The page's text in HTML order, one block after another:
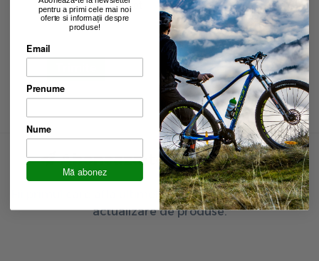
Aboneaza-te la newsletter
Fii primul care afla ultimele oferte exclusive și ultima
actualizare de produse.
pentru a primi cele mai noi
oferte si informații despre
produse!
Email
Prenume
Nume
Mă abonez